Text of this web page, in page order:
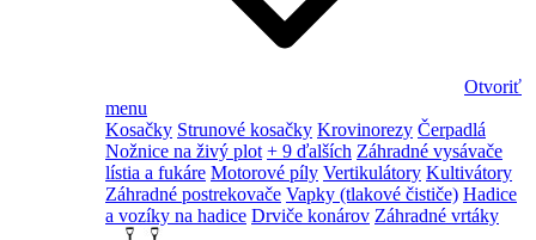
Otvoriť
menu
Kosačky Strunové kosačky Krovinorezy Čerpadlá
Nožnice na živý plot + 9 ďalších Záhradné vysávače
lístia a fukáre Motorové píly Vertikulátory Kultivátory
Záhradné postrekovače Vapky (tlakové čističe) Hadice
a vozíky na hadice Drviče konárov Záhradné vrtáky